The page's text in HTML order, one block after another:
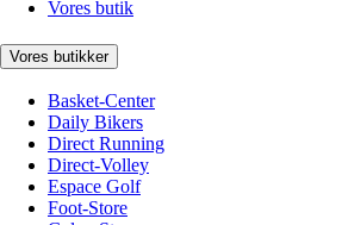
Vores butik
Vores butikker
Basket-Center
Daily Bikers
Direct Running
Direct-Volley
Espace Golf
Foot-Store